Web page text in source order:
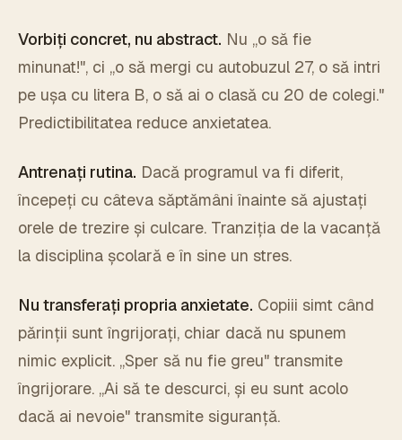
Vorbiți concret, nu abstract. Nu „o să fie
minunat!", ci „o să mergi cu autobuzul 27, o să intri
pe ușa cu litera B, o să ai o clasă cu 20 de colegi."
Predictibilitatea reduce anxietatea.
Antrenați rutina. Dacă programul va fi diferit,
începeți cu câteva săptămâni înainte să ajustați
orele de trezire și culcare. Tranziția de la vacanță
la disciplina școlară e în sine un stres.
Nu transferați propria anxietate. Copiii simt când
părinții sunt îngrijorați, chiar dacă nu spunem
nimic explicit. „Sper să nu fie greu" transmite
îngrijorare. „Ai să te descurci, și eu sunt acolo
dacă ai nevoie" transmite siguranță.